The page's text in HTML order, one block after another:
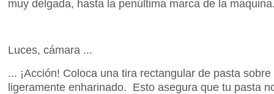
muy delgada, hasta la penúltima marca de la
Luces, cámara ...
... ¡Acción! Coloca una tira rectangular de pasta
ligeramente enharinado. Esto asegura que tu pasta